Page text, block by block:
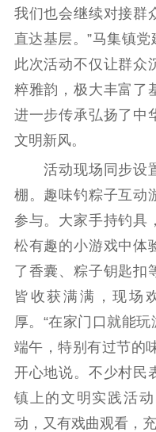
紫金人才
新时代公民素养
提升资源库
科研创新
服务管理平台
文化产业
统计分析
电影
服务
共
责任编辑注册
我们也会继续对接群
直达基层。”马集镇党
此次活动不仅让群众
粹雅韵，极大丰富了
进一步传承弘扬了中
文明新风。
活动现场同步设置
棚。趣味钓粽子互动
参与。大家手持钓具
松有趣的小游戏中体
了香囊、粽子钥匙扣
皆收获满满，现场
厚。“在家门口就能
端午，特别有过节的
开心地说。不少村民
镇上的文明实践活
动，又有戏曲观看，充